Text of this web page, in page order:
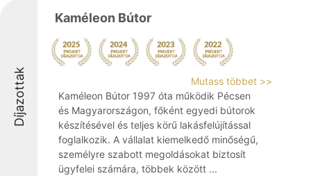
Díjazottak
Kaméleon Bútor
Mutass többet >>
Kaméleon Bútor 1997 óta működik Pécsen
és Magyarországon, főként egyedi bútorok
készítésével és teljes körű lakásfelújítással
foglalkozik. A vállalat kiemelkedő minőségű,
személyre szabott megoldásokat biztosít
ügyfelei számára, többek között ...